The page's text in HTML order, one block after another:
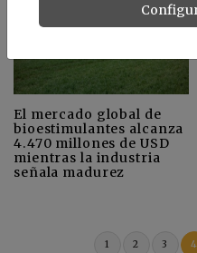
El mercado global de
bioestimulantes alcanza
4.470 millones de USD
mientras la industria
señala madurez
1 2 3 4